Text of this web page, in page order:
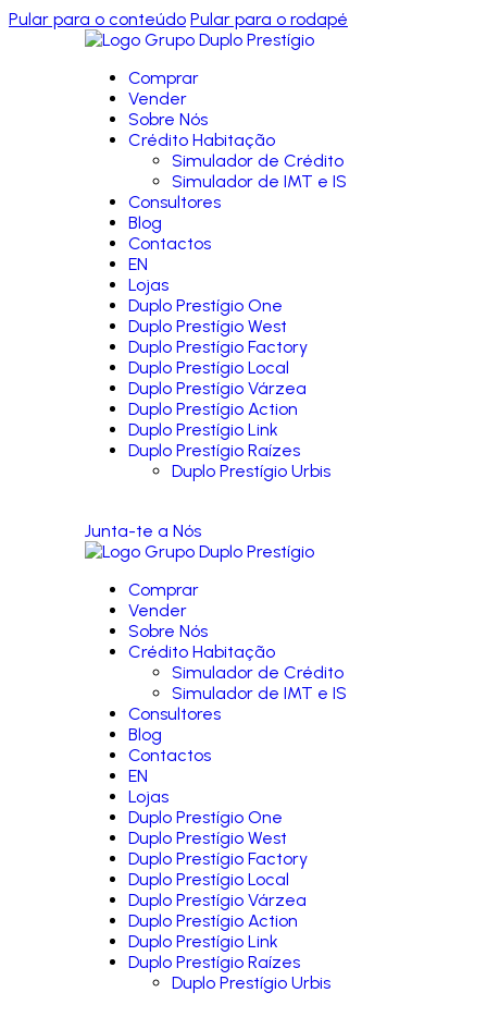
Pular para o conteúdo Pular para o rodapé
Comprar
Vender
Sobre Nós
Crédito Habitação
Simulador de Crédito
Simulador de IMT e IS
Consultores
Blog
Contactos
EN
Lojas
Duplo Prestígio One
Duplo Prestígio West
Duplo Prestígio Factory
Duplo Prestígio Local
Duplo Prestígio Várzea
Duplo Prestígio Action
Duplo Prestígio Link
Duplo Prestígio Raízes
Duplo Prestígio Urbis
Junta-te a Nós
Comprar
Vender
Sobre Nós
Crédito Habitação
Simulador de Crédito
Simulador de IMT e IS
Consultores
Blog
Contactos
EN
Lojas
Duplo Prestígio One
Duplo Prestígio West
Duplo Prestígio Factory
Duplo Prestígio Local
Duplo Prestígio Várzea
Duplo Prestígio Action
Duplo Prestígio Link
Duplo Prestígio Raízes
Duplo Prestígio Urbis